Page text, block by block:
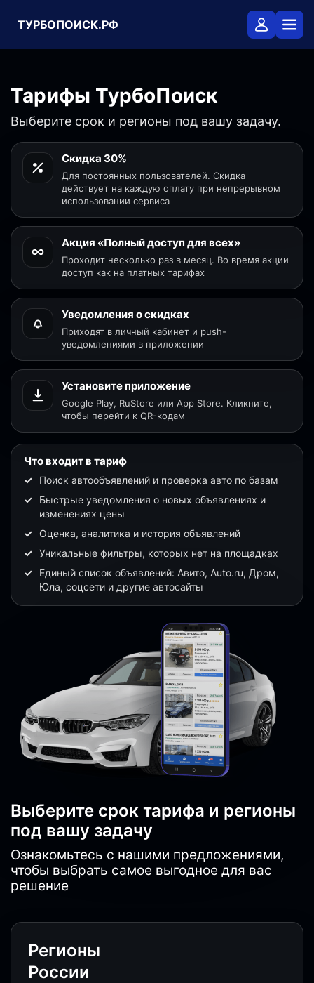
ТУРБОПОИСК.РФ
Тарифы ТурбоПоиск
Выберите срок и регионы под вашу задачу.
Скидка 30%
Для постоянных пользователей. Скидка
действует на каждую оплату при непрерывном
использовании сервиса
Акция «Полный доступ для всех»
Проходит несколько раз в месяц. Во время акции
доступ как на платных тарифах
Уведомления о скидках
Приходят в личный кабинет и push-
уведомлениями в приложении
Установите приложение
Google Play, RuStore или App Store. Кликните,
чтобы перейти к QR-кодам
Что входит в тариф
Поиск автообъявлений и проверка авто по базам
Быстрые уведомления о новых объявлениях и
изменениях цены
Оценка, аналитика и история объявлений
Уникальные фильтры, которых нет на площадках
Единый список объявлений: Авито, Auto.ru, Дром,
Юла, соцсети и другие автосайты
Выберите срок тарифа и регионы
под вашу задачу
Ознакомьтесь с нашими предложениями,
чтобы выбрать самое выгодное для вас
решение
Регионы
России